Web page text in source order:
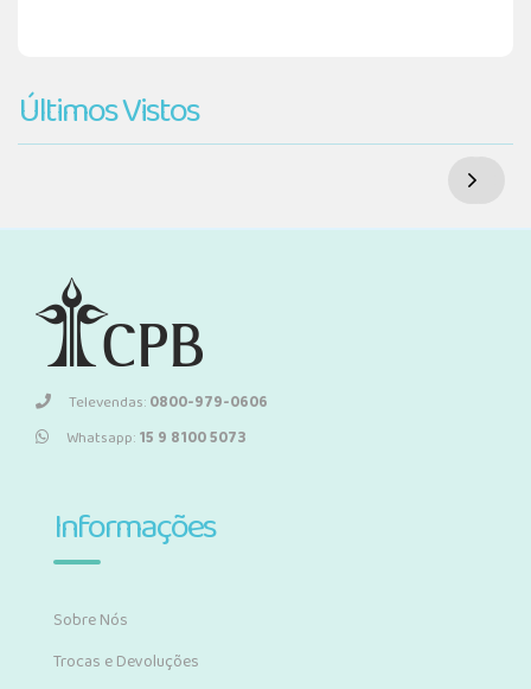
Últimos Vistos
Televendas:0800-979-0606
Whatsapp:15 9 8100 5073
Informações
Sobre Nós
Trocas e Devoluções